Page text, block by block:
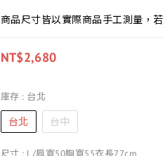
商品尺寸皆以實際商品手工測量，
NT$2,680
庫存 : 台北
台北 台中
尺寸 : L/肩寬50胸寬55衣長77cm